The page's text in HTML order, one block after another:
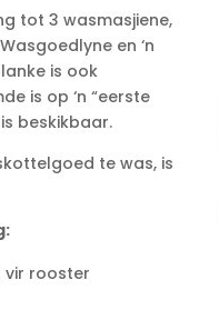
tot 3 wasmasjiene,
en ‘n
is ook
is op ‘n “eerste
beskikbaar.
te was, is
vir rooster